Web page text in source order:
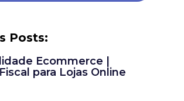
Posts:
Ecommerce |
para Lojas Online